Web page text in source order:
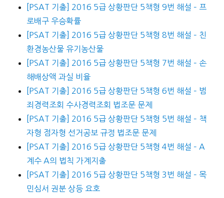
[PSAT 기출] 2016 5급 상황판단 5책형 9번 해설 – 프
로배구 우승확률
[PSAT 기출] 2016 5급 상황판단 5책형 8번 해설 – 친
환경농산물 유기농산물
[PSAT 기출] 2016 5급 상황판단 5책형 7번 해설 – 손
해배상액 과실 비율
[PSAT 기출] 2016 5급 상황판단 5책형 6번 해설 – 범
죄경력조회 수사경력조회 법조문 문제
[PSAT 기출] 2016 5급 상황판단 5책형 5번 해설 – 책
자형 점자형 선거공보 규정 법조문 문제
[PSAT 기출] 2016 5급 상황판단 5책형 4번 해설 – A
계수 A의 법칙 가계지출
[PSAT 기출] 2016 5급 상황판단 5책형 3번 해설 – 목
민심서 권분 상등 요호